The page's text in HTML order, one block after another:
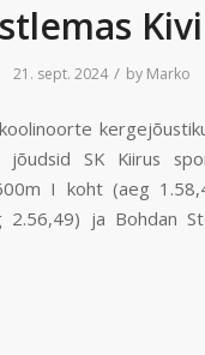
21. sept. 2024 / by Marko
SK Kiirus
I koht (aeg
ja Bohdan